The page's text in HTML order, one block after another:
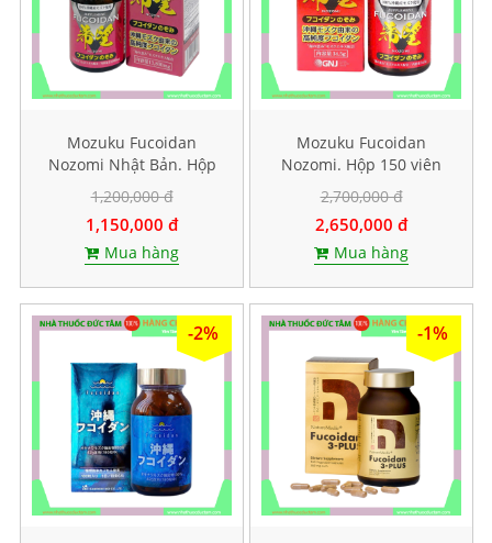
Mozuku Fucoidan
Nozomi Nhật Bản. Hộp
60 viên
1,200,000 đ
1,150,000 đ
Mua hàng
Mozuku Fucoidan
Nozomi. Hộp 150 viên
2,700,000 đ
2,650,000 đ
Mua hàng
-2% -1%